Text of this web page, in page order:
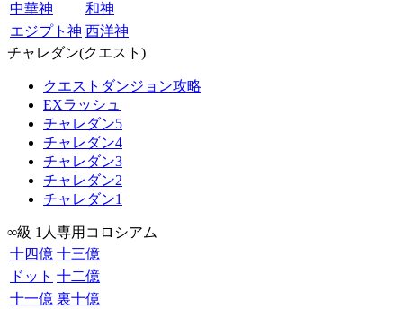
中華神
和神
エジプト神 西洋神
チャレダン(クエスト)
クエストダンジョン攻略
EXラッシュ
チャレダン5
チャレダン4
チャレダン3
チャレダン2
チャレダン1
∞級 1人専用コロシアム
十四億 十三億
ドット 十二億
十一億 裏十億